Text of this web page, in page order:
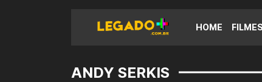
HOME FILMES
ANDY SERKIS